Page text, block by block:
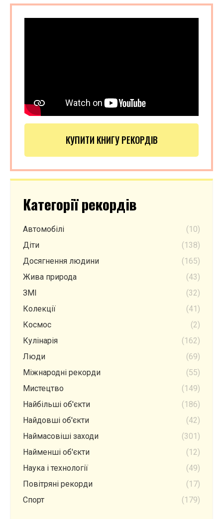
КУПИТИ КНИГУ РЕКОРДІВ
Категорії рекордів
Автомобілі
(10)
Діти
(138)
Досягнення людини
(165)
Жива природа
(43)
ЗМІ
(32)
Колекції
(41)
Космос
(2)
Кулінарія
(162)
Люди
(69)
Міжнародні рекорди
(55)
Мистецтво
(149)
Найбільші об'єкти
(186)
Найдовші об'єкти
(42)
Наймасовіші заходи
(301)
Найменші об'єкти
(12)
Наука і технології
(49)
Повітряні рекорди
(17)
Спорт
(179)